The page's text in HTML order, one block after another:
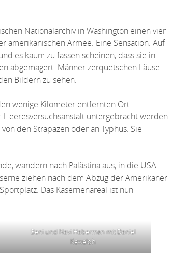
Nationalarchiv in Washington einen vier
amerikanischen Armee. Eine Sensation. Auf
es kaum zu fassen scheinen, dass sie in
abgemagert. Männer zerquetschen Läuse
Bildern zu sehen.
wenige Kilometer entfernten Ort
untergebracht werden.
den Strapazen oder an Typhus. Sie
wandern nach Palästina aus, in die USA
ziehen nach dem Abzug der Amerikaner
Das Kasernenareal ist nun
Beni und Navi Haberman mit Daniel
Keweloh